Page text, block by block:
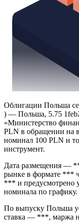
Облигации Польша
) — Польша, 5.75
«Министерство
PLN в обращении на
номинал 100 PLN и
инструмент.
Дата размещения —
рынке в формате ***
*** и предусмотрено
номинала по графику.
По выпуску Польша
ставка — ***, маржа